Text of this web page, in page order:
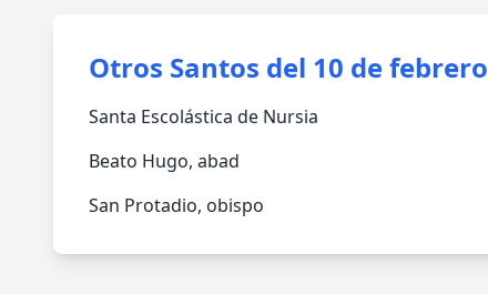
Otros Santos del 10 de febrero
Santa Escolástica de Nursia
Beato Hugo, abad
San Protadio, obispo